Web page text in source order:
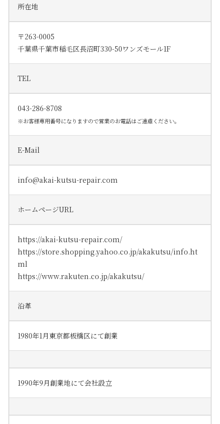
所在地
〒263-0005
千葉県千葉市稲毛区長沼町330-50ワンズモール1F
TEL
043-286-8708
※お客様専用番号になりますので営業のお電話はご遠慮ください。
E-Mail
info@akai-kutsu-repair.com
ホームページURL
https://akai-kutsu-repair.com/
https://store.shopping.yahoo.co.jp/akakutsu/info.ht
ml
https://www.rakuten.co.jp/akakutsu/
沿革
1980年1月東京都板橋区にて創業
1990年9月創業地にて会社設立